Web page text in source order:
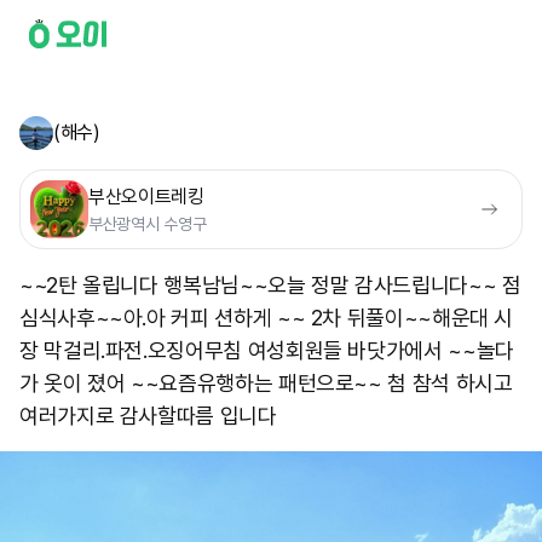
(해수)
부산오이트레킹
부산광역시 수영구
~~2탄 올립니다 행복남님~~오늘 정말 감사드립니다~~ 점
심식사후~~아.아 커피 션하게 ~~ 2차 뒤풀이~~해운대 시
장 막걸리.파전.오징어무침 여성회원들 바닷가에서 ~~놀다
가 옷이 졌어 ~~요즘유행하는 패턴으로~~ 첨 참석 하시고
여러가지로 감사할따름 입니다